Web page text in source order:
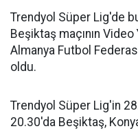
Trendyol Süper Lig'de
Beşiktaş maçının Video
Almanya Futbol
oldu.
Trendyol Süper Lig'in
20.30'da Beşiktaş,